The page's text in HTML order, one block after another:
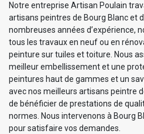
Notre entreprise Artisan Poulain
artisans peintres de Bourg Blanc et
nombreuses années d’expérience,
tous les travaux en neuf ou en
peinture sur tuiles et toiture. Nous
meilleur embellissement et une
peintures haut de gammes et un
avec nos meilleurs artisans peintre
de bénéficier de prestations de
normes. Nous intervenons à Bourg
pour satisfaire vos demandes.